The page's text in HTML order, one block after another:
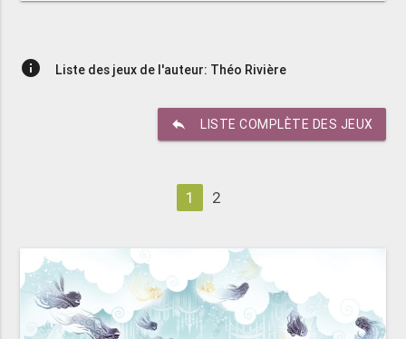
info Liste des jeux de l'auteur: Théo Rivière
reply LISTE COMPLÈTE DES JEUX
1 2